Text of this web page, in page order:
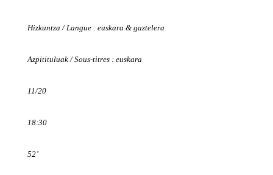
Hizkuntza / Langue : euskara & gaztelera
Azpitituluak / Sous-titres : euskara
11/20
18:30
52’